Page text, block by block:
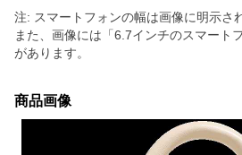
注: スマートフォンの幅は画像に明示さ
また、画像には「6.7インチのスマート
があります。
商品画像